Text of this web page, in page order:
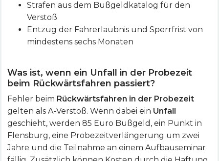
Strafen aus dem Bußgeldkatalog für den
Verstoß
Entzug der Fahrerlaubnis und Sperrfrist von
mindestens sechs Monaten
Was ist, wenn ein Unfall in der Probezeit
beim Rückwärtsfahren passiert?
Fehler beim Rückwärtsfahren in der Probezeit
gelten als A-Verstoß. Wenn dabei ein Unfall
geschieht, werden 85 Euro Bußgeld, ein Punkt in
Flensburg, eine Probezeitverlängerung um zwei
Jahre und die Teilnahme an einem Aufbauseminar